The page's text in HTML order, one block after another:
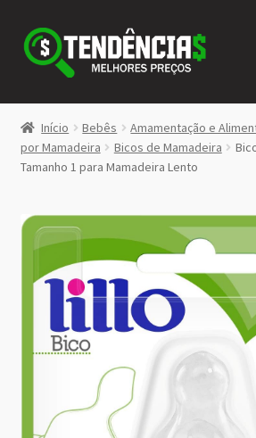
Pular
para
navegação
Pular
para
conteúdo
LOJA
<>
Início Bebês Amamentação e
por Mamadeira
Bicos de Mamadeira
Tamanho 1 para Mamadeira Lento